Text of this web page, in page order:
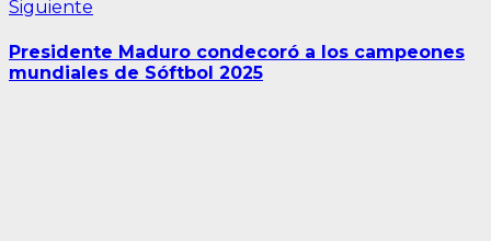
Siguiente
Presidente Maduro condecoró a los campeones
mundiales de Sóftbol 2025